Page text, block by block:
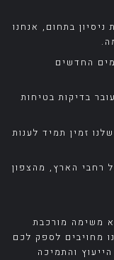
מ-30 שנות ניסיון בתחום, אנחנו
החדשים
בדיקות בטיחות
זמין תמיד לענות
רחבי הארץ, מהצפון
משימה מורכבת
מחויבים לספק לכם
והתמיכה